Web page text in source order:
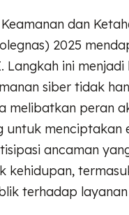
dan
2025
Langkah ini
siber tidak
melibatkan peran
untuk menciptakan
ancaman
kehidupan,
terhadap